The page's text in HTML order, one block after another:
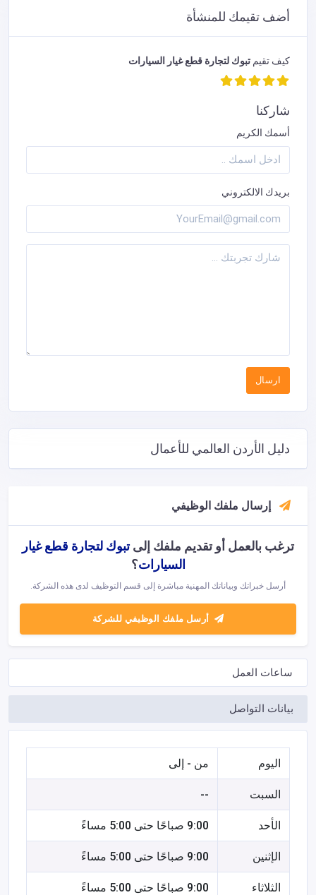
دليل الأردن العالمي للأعمال
إرسال ملفك الوظيفي
ترغب بالعمل أو تقديم ملفك إلىتبوك لتجارة قطع غيار
السيارات؟
أرسل خبراتك وبياناتك المهنية مباشرة إلى قسم التوظيف لدى هذه الشركة.
أرسل ملفك الوظيفي للشركة
ساعات العمل
بيانات التواصل
اليوم من - إلى
السبت --
الأحد 9:00 صباحًا حتى 5:00 مساءً
الإثنين 9:00 صباحًا حتى 5:00 مساءً
الثلاثاء 9:00 صباحًا حتى 5:00 مساءً
أضف تقيمك للمنشأة
كيف تقيم تبوك لتجارة قطع غيار السيارات
شاركنا
أسمك الكريم
بريدك الالكتروني